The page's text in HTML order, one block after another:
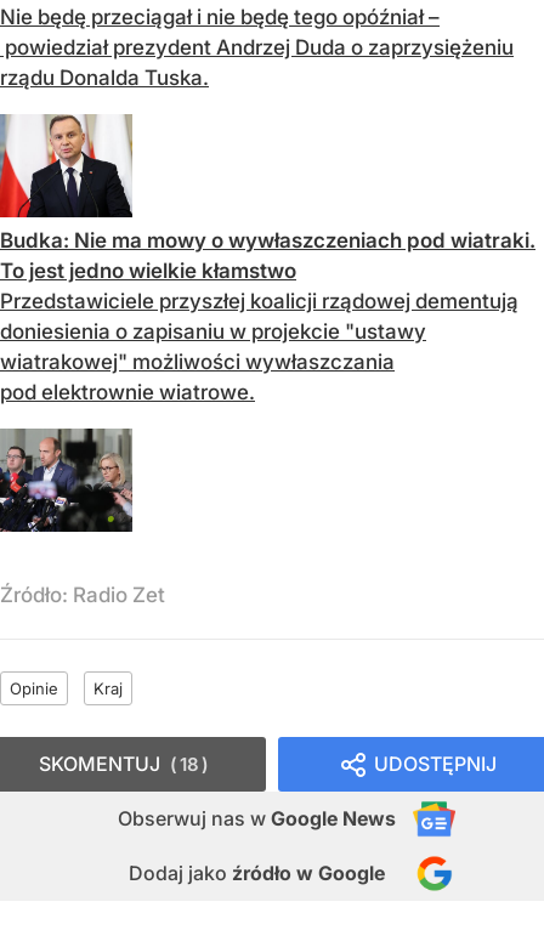
Nie będę przeciągał i nie będę tego opóźniał –
powiedział prezydent Andrzej Duda o zaprzysiężeniu
rządu Donalda Tuska.
Budka: Nie ma mowy o wywłaszczeniach pod wiatraki.
To jest jedno wielkie kłamstwo
Przedstawiciele przyszłej koalicji rządowej dementują
doniesienia o zapisaniu w projekcie "ustawy
wiatrakowej" możliwości wywłaszczania
pod elektrownie wiatrowe.
Źródło: Radio Zet
Opinie Kraj
UDOSTĘPNIJ
Obserwuj nas w Google News
Dodaj jako źródło w Google
SKOMENTUJ 18